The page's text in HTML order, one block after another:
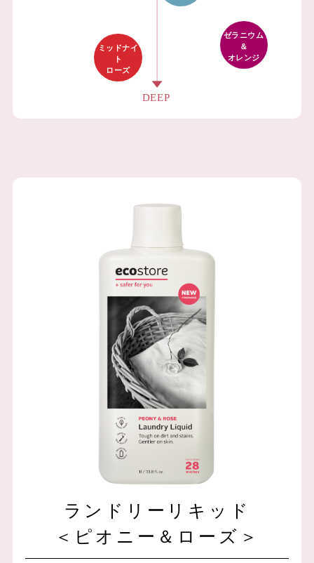
ミッドナイ
ト
ローズ
ゼラニウム
＆
オレンジ
ランドリーリキッド
＜ピオニー＆ローズ＞